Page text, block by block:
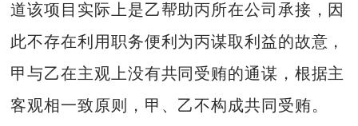
道该项目实际上是乙帮助丙所在公司承接，因
此不存在利用职务便利为丙谋取利益的故意，
甲与乙在主观上没有共同受贿的通谋，根据主
客观相一致原则，甲、乙不构成共同受贿。